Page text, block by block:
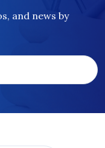
and news by